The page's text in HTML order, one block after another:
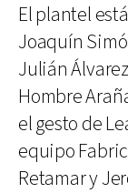
El plantel
Joaquín
Julián
Hombre
el gesto de
equipo
Retamar y